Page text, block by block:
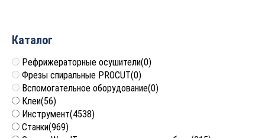
Каталог
Рефрижераторные осушители(0)
Фрезы спиральные PROCUT(0)
Вспомогательное оборудование(0)
Клеи(56)
Инструмент(4538)
Станки(969)